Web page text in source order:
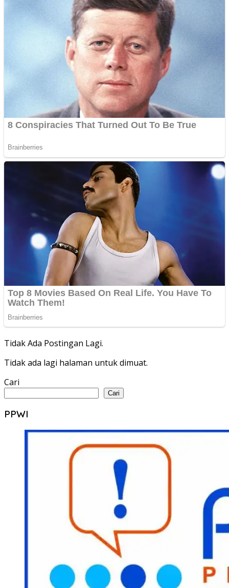
Tidak Ada Postingan Lagi.
Tidak ada lagi halaman untuk dimuat.
Cari
Cari
PPWI